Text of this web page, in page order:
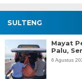
SULTENG
Mayat
Palu,
6 Agustus